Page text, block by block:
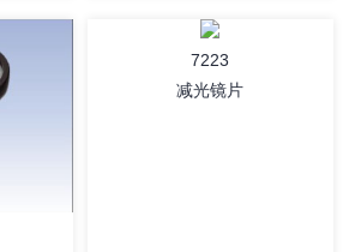
7223
减光镜片